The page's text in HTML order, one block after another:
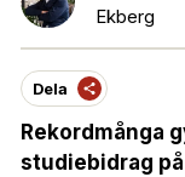
Ekberg
Dela
Rekordmånga
studiebidrag